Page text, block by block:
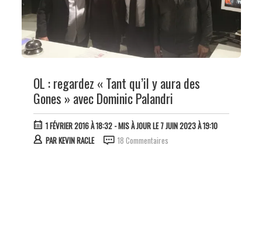
OL : regardez « Tant qu’il y aura des
Gones » avec Dominic Palandri
1 FÉVRIER 2016 À 18:32- MIS À JOUR LE 7 JUIN 2023 À 19:10
PARKEVIN RACLE 18 Commentaires